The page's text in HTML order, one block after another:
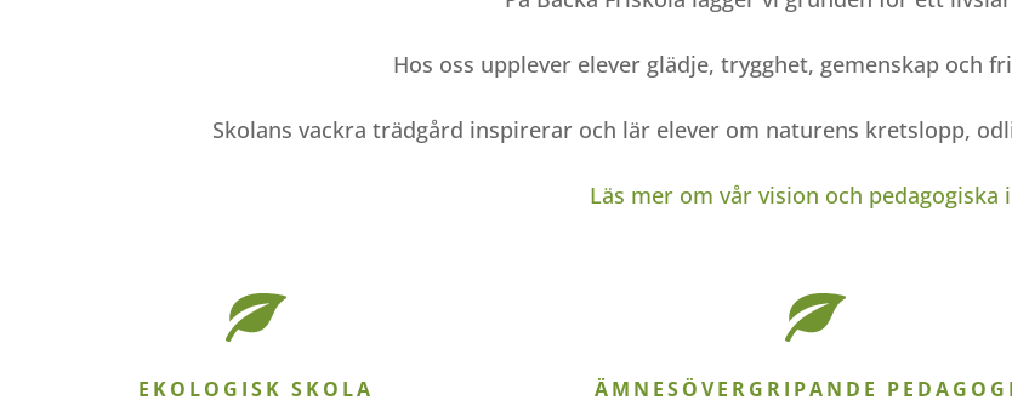
Hos oss upplever elever glädje, trygghet, gemenskap och
Skolans vackra trädgård inspirerar och lär elever om naturens kretslopp,
Läs mer om vår vision och pedagogiska
EKOLOGISK SKOLA
ÄMNESÖVERGRIPANDE